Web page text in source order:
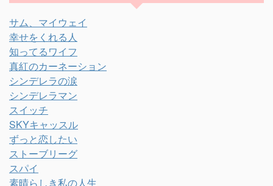
サム、マイウェイ
幸せをくれる人
知ってるワイフ
真紅のカーネーション
シンデレラの涙
シンデレラマン
スイッチ
SKYキャッスル
ずっと恋したい
ストーブリーグ
スパイ
素晴らしき私の人生